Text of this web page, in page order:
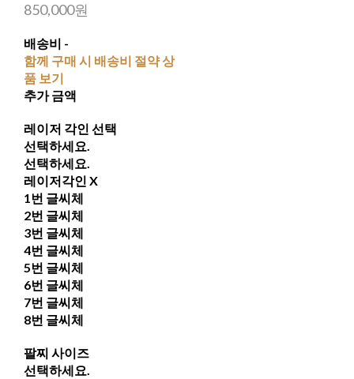
850,000원
배송비 -
함께 구매 시 배송비 절약 상
품 보기
추가 금액
레이저 각인 선택
선택하세요.
선택하세요.
레이저각인 X
1번 글씨체
2번 글씨체
3번 글씨체
4번 글씨체
5번 글씨체
6번 글씨체
7번 글씨체
8번 글씨체
팔찌 사이즈
선택하세요.